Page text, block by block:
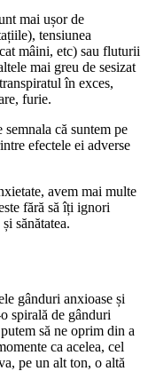
mai ușor de
tensiunea
mâini, etc) sau fluturii
mai greu de sesizat
în exces,
furie.
că suntem pe
efectele ei adverse
avem mai multe
fără să îți ignori
sănătatea.
gânduri anxioase și
spirală de gânduri
să ne oprim din a
ca acelea, cel
pe un alt ton, o altă